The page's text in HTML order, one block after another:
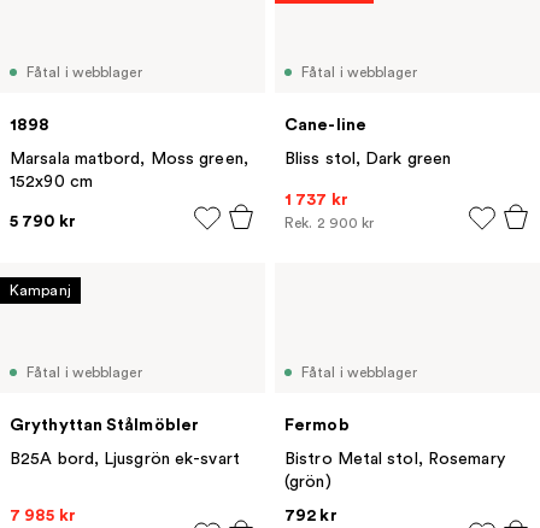
Fåtal i webblager
1898
Marsala matbord, Moss green,
152x90 cm
5 790 kr
Fåtal i webblager
Cane-line
Bliss stol, Dark green
1 737 kr
Rek. 2 900 kr
Fåtal i webblager
Grythyttan Stålmöbler
B25A bord, Ljusgrön ek-svart
7 985 kr
Kampanj
Fåtal i webblager
Fermob
Bistro Metal stol, Rosemary
(grön)
792 kr